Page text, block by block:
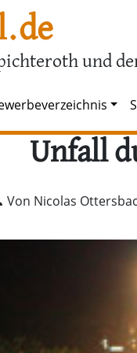
und
Unfall
Von Nicolas